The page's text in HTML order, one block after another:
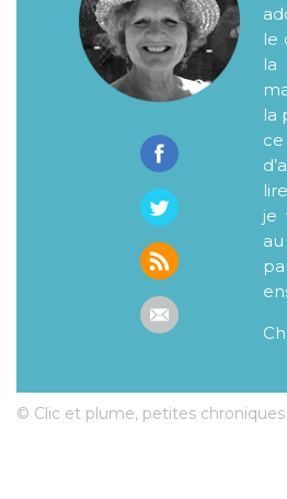
le
la
la
je
© Clic et plume, petites chroniques